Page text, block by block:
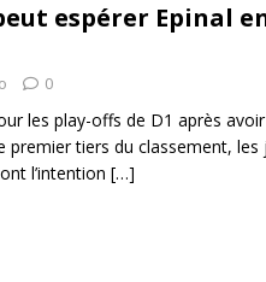
espérer Epinal
0
les play-offs de D1 après avoir
premier tiers du classement, les
l’intention […]